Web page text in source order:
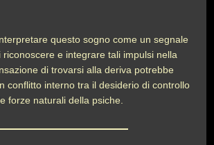
questo sogno come un segnale
riconoscere e integrare tali impulsi nella
di trovarsi alla deriva potrebbe
conflitto interno tra il desiderio di controllo
forze naturali della psiche.